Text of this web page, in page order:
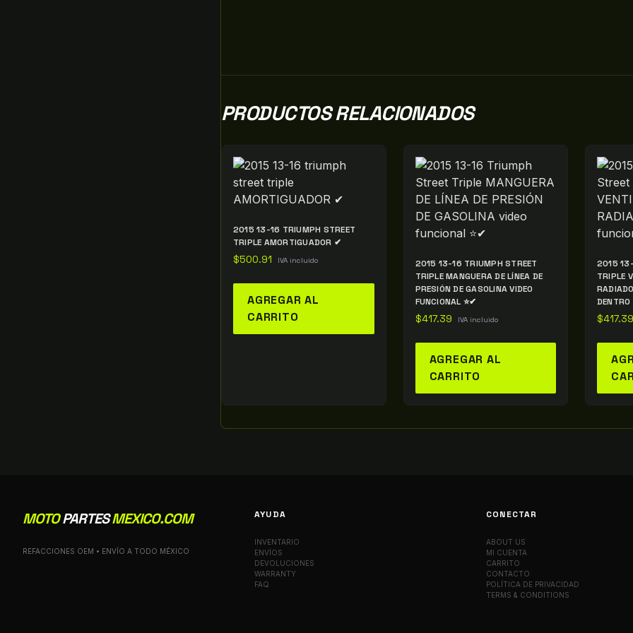
PRODUCTOS RELACIONADOS
2015 13-16 TRIUMPH STREET
TRIPLE AMORTIGUADOR ✔
$500.91 IVA incluido
AGREGAR AL
CARRITO
2015 13-16 TRIUMPH STREET
TRIPLE MANGUERA DE LÍNEA DE
PRESIÓN DE GASOLINA VIDEO
FUNCIONAL ⭐✔
$417.39 IVA incluido
AGREGAR AL
CARRITO
2015
TRIPLE
DENTRO
$417.39
MOTOPARTESMEXICO.COM
REFACCIONES OEM • ENVÍO A TODO MÉXICO
AYUDA
INVENTARIO
ENVÍOS
DEVOLUCIONES
WARRANTY
FAQ
CONECTAR
ABOUT US
MI CUENTA
CARRITO
CONTACTO
POLÍTICA DE PRIVACIDAD
TERMS & CONDITIONS